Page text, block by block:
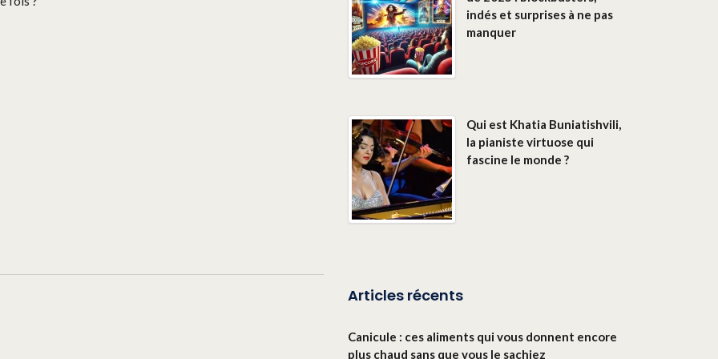
indés et surprises à ne pas
manquer
Qui est Khatia Buniatishvili,
la pianiste virtuose qui
fascine le monde ?
Articles récents
Canicule : ces aliments qui vous donnent encore
plus chaud sans que vous le sachiez